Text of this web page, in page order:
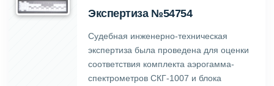
Экспертиза №54754
Судебная инженерно-техническая
экспертиза была проведена для оценки
соответствия комплекта аэрогамма-
спектрометров СКГ-1007 и блока